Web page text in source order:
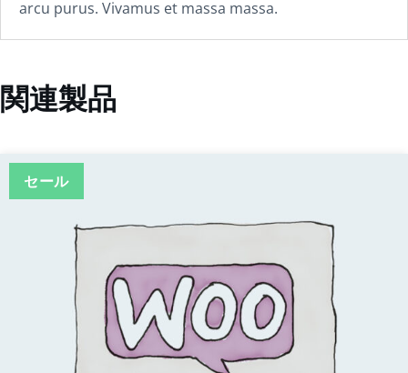
arcu purus. Vivamus et massa massa.
関連製品
セール